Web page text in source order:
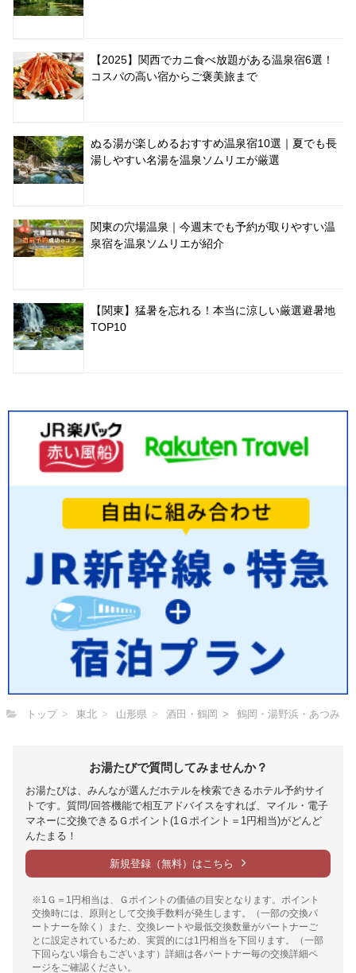
【2025】関西でカニ食べ放題がある温泉宿6選！
コスパの高い宿からご褒美旅まで
ぬる湯が楽しめるおすすめ温泉宿10選｜夏でも長
湯しやすい名湯を温泉ソムリエが厳選
関東の穴場温泉｜今週末でも予約が取りやすい温
泉宿を温泉ソムリエが紹介
【関東】猛暑を忘れる！本当に涼しい厳選避暑地
TOP10
トップ 東北 山形県 酒田・鶴岡 鶴岡・湯野浜・あつみ
お湯たびで質問してみませんか？
お湯たびは、みんなが選んだホテルを検索できるホテル予約サイ
トです。質問/回答機能で相互アドバイスをすれば、マイル・電子
マネーに交換できるＧポイント(1Ｇポイント＝1円相当)がどんど
んたまる！
新規登録（無料）はこちら
※1Ｇ＝1円相当は、Ｇポイントの価値の目安となります。ポイント
交換時には、原則として交換手数料が発生します。（一部の交換パ
ートナーを除く）また、交換レートや最低交換数量がパートナーご
とに設定されているため、実質的には1円相当を下回ります。（一部
下回らない場合もございます）詳細は各パートナー毎の交換詳細ペ
ージをご確認ください。